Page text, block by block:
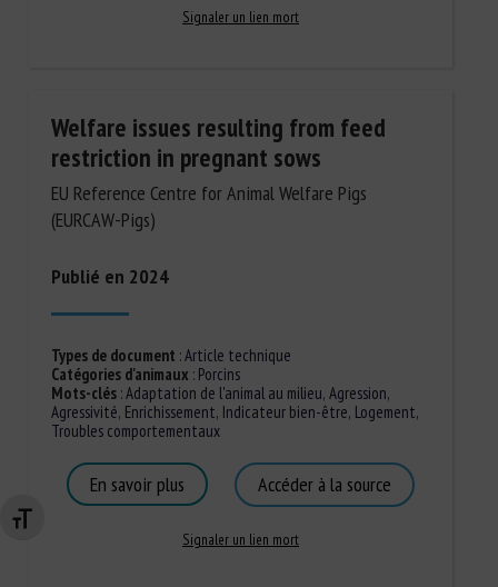
Changer la taille de la police
Signaler un lien mort
Welfare issues resulting from feed
restriction in pregnant sows
EU Reference Centre for Animal Welfare Pigs
(EURCAW-Pigs)
Publié en 2024
Types de document :Article technique
Catégories d'animaux : Porcins
Mots-clés:Adaptation de l'animal au milieu, Agression,
Agressivité, Enrichissement, Indicateur bien-être, Logement,
Troubles comportementaux
En savoir plus Accéder à la source
Signaler un lien mort